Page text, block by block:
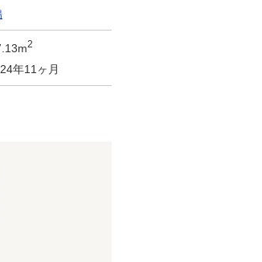
2
年11ヶ月